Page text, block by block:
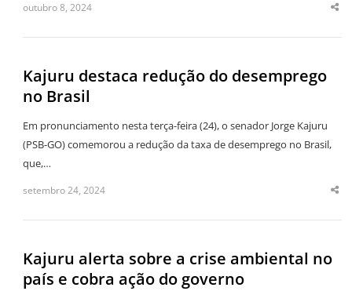
outubro 8, 2024
Kajuru destaca redução do desemprego
no Brasil
Em pronunciamento nesta terça-feira (24), o senador Jorge Kajuru
(PSB-GO) comemorou a redução da taxa de desemprego no Brasil,
que,…
setembro 24, 2024
Kajuru alerta sobre a crise ambiental no
país e cobra ação do governo